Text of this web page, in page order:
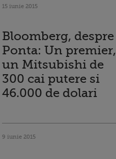
15 iunie 2015
Bloomberg, despre
Ponta: Un premier,
un Mitsubishi de
300 cai putere si
46.000 de dolari
9 iunie 2015